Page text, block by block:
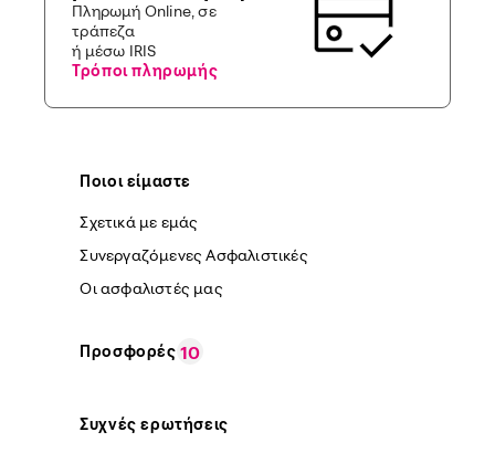
Ποιοι είμαστε
Σχετικά με εμάς
Συνεργαζόμενες Ασφαλιστικές
Οι ασφαλιστές μας
Προσφορές 10
Συχνές ερωτήσεις
Πληρωμή Online, σε
τράπεζα
ή μέσω IRIS
Τρόποι πληρωμής